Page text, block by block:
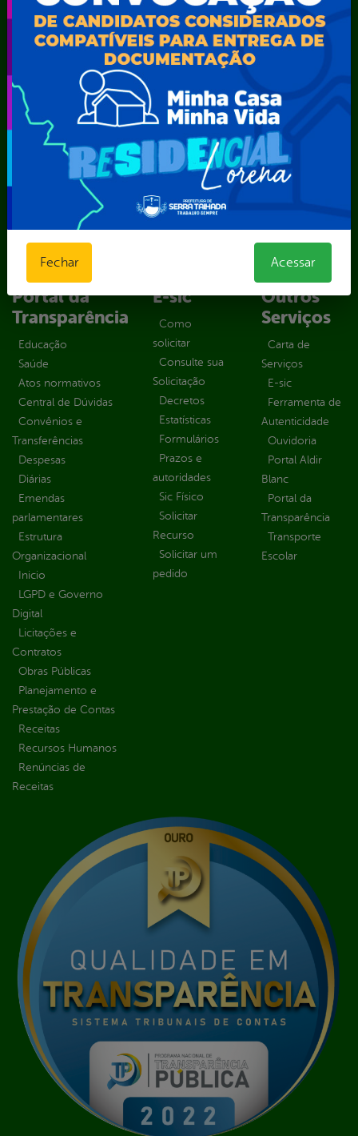
Secretaria Municipal de Agricultura e Recursos Hídricos –
SEMARH / Secretaria de Agricultura Familiar – SEMAF
Secretaria Municipal de Educação – SEST
Secretaria Municipal de Esporte e Lazer – SEMEL
Secretaria Municipal de Finanças – SECFIN
Secretaria Municipal de Governo – SEGOV
Secretaria Municipal de Meio Ambiente – SEMA
Secretaria Municipal de Planejamento e Gestão – SEPLAG
Secretaria Municipal de Relações Institucionais – SEMRI
Secretaria Municipal de Saúde – SMS
Secretaria Municipal de Serviços Públicos – SEMUSP
Superintendência de Trânsito e Transportes de Serra
Talhada-STTRANS
Transparência, Fiscalização e Controle
Portal da
Transparência
Educação
Saúde
Atos normativos
Central de Dúvidas
Convênios e
Transferências
Despesas
Diárias
Emendas
parlamentares
Estrutura
Organizacional
Inicio
LGPD e Governo
Digital
Licitações e
Contratos
Obras Públicas
Planejamento e
Prestação de Contas
Receitas
Recursos Humanos
Renúncias de
Receitas
E-sic
Como
solicitar
Consulte sua
Solicitação
Decretos
Estatísticas
Formulários
Prazos e
autoridades
Sic Físico
Solicitar
Recurso
Solicitar um
pedido
Outros
Serviços
Carta de
Serviços
E-sic
Ferramenta de
Autenticidade
Ouvidoria
Portal Aldir
Blanc
Portal da
Transparência
Transporte
Escolar
Fechar Acessar